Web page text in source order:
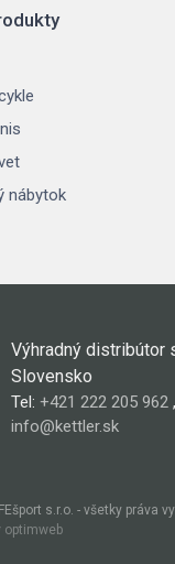
nábytok
Výhradný distribútor
Slovensko
Tel: +421 222 205 962
info@kettler.sk
s.r.o. - všetky práva
optimweb